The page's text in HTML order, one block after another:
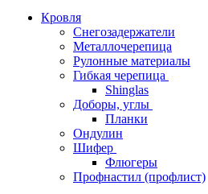
Кровля
Снегозадержатели
Металлочерепица
Рулонные материалы
Гибкая черепица
Shinglas
Доборы, углы
Планки
Ондулин
Шифер
Флюгеры
Профнастил (профлист)